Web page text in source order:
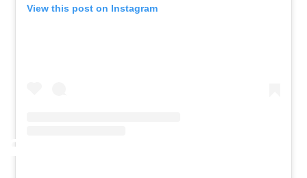
View this post on Instagram